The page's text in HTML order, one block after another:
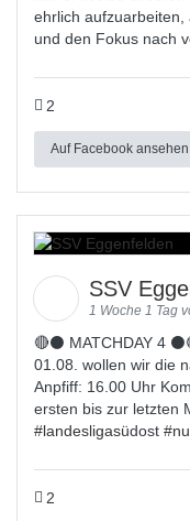
ehrlich
und den Fokus nach
2
Auf Facebook ansehen
SSV
1 Woche 1 Tag
🔴⚫ MATCHDAY 4
01.08. wollen wir die
Anpfiff: 16.00 Uhr
ersten bis zur letzten
#landesligasüdost #
2